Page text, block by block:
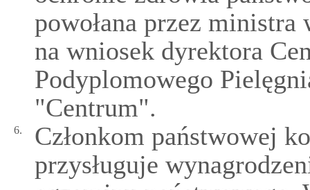
powołana przez ministra
na wniosek dyrektora
Podyplomowego
"Centrum".
6.
Członkom państwowej
przysługuje